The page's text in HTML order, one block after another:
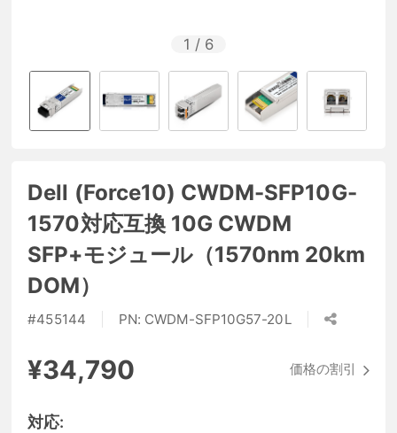
1 / 6
Dell (Force10) CWDM-SFP10G-
1570対応互換 10G CWDM
SFP+モジュール（1570nm 20km
DOM）
#455144 PN: CWDM-SFP10G57-20L
¥34,790 価格の割引
対応: